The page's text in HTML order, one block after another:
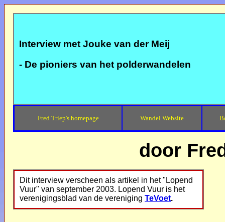
Interview met Jouke van der Meij
- De pioniers van het polderwandelen
Fred Triep's homepage Wandel Website
door
Dit interview verscheen als artikel in het "Lopend
Vuur" van september 2003. Lopend Vuur is het
verenigingsblad van de vereniging TeVoet.